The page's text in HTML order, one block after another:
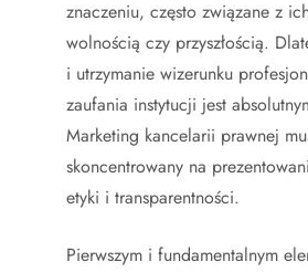
znaczeniu, często związane z
wolnością czy przyszłością.
i utrzymanie wizerunku
zaufania instytucji jest
Marketing kancelarii prawnej
skoncentrowany na
etyki i transparentności.
Pierwszym i fundamentalnym